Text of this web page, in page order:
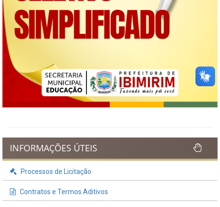
INFORMAÇÕES ÚTEIS
Processos de Licitação
Contratos e Termos Aditivos